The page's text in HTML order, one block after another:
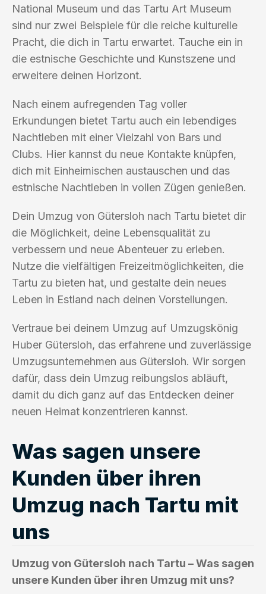
National Museum und das Tartu Art Museum
sind nur zwei Beispiele für die reiche kulturelle
Pracht, die dich in Tartu erwartet. Tauche ein in
die estnische Geschichte und Kunstszene und
erweitere deinen Horizont.
Nach einem aufregenden Tag voller
Erkundungen bietet Tartu auch ein lebendiges
Nachtleben mit einer Vielzahl von Bars und
Clubs. Hier kannst du neue Kontakte knüpfen,
dich mit Einheimischen austauschen und das
estnische Nachtleben in vollen Zügen genießen.
Dein Umzug von Gütersloh nach Tartu bietet dir
die Möglichkeit, deine Lebensqualität zu
verbessern und neue Abenteuer zu erleben.
Nutze die vielfältigen Freizeitmöglichkeiten, die
Tartu zu bieten hat, und gestalte dein neues
Leben in Estland nach deinen Vorstellungen.
Vertraue bei deinem Umzug auf Umzugskönig
Huber Gütersloh, das erfahrene und zuverlässige
Umzugsunternehmen aus Gütersloh. Wir sorgen
dafür, dass dein Umzug reibungslos abläuft,
damit du dich ganz auf das Entdecken deiner
neuen Heimat konzentrieren kannst.
Was sagen unsere
Kunden über ihren
Umzug nach Tartu mit
uns
Umzug von Gütersloh nach Tartu – Was sagen
unsere Kunden über ihren Umzug mit uns?